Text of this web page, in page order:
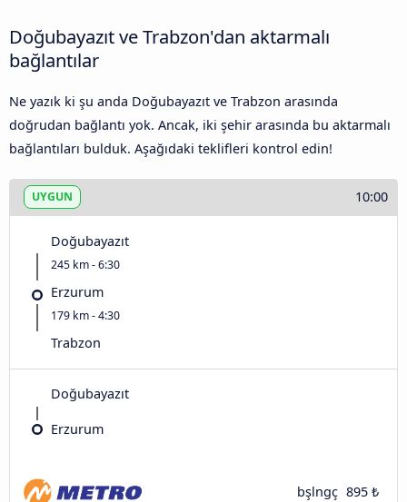
Doğubayazıt ve Trabzon'dan aktarmalı
bağlantılar
Ne yazık ki şu anda Doğubayazıt ve Trabzon arasında
doğrudan bağlantı yok. Ancak, iki şehir arasında bu aktarmalı
bağlantıları bulduk. Aşağıdaki teklifleri kontrol edin!
UYGUN 10:00
Doğubayazıt
245 km - 6:30
Erzurum
179 km - 4:30
Trabzon
Doğubayazıt
Erzurum
bşlngç 895 ₺